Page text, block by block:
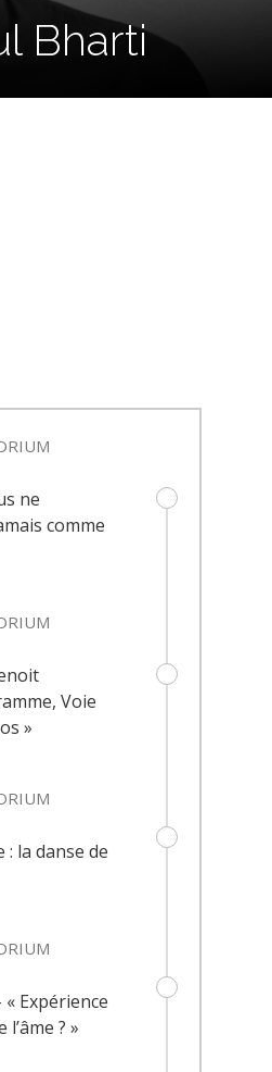
Bharti
ne
comme
Voie
»
: la danse de
« Expérience
? »